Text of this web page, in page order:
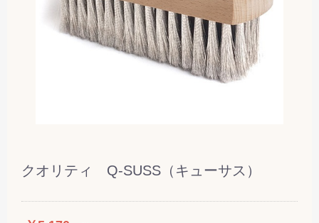
クオリティ Q-SUSS（キューサス）